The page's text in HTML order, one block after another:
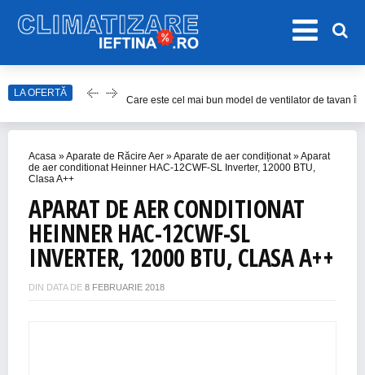
LA OFERTĂ Care este cel mai bun model de ventilator de tavan
Accesorii Aer Condiționat – 15 Lucruri de Bifat
Acasa »Aparate de Răcire Aer »Aparate de aer condiționat»Aparat
de aer conditionat Heinner HAC-12CWF-SL Inverter, 12000 BTU,
Clasa A++
APARAT DE AER CONDITIONAT
HEINNER HAC-12CWF-SL
INVERTER, 12000 BTU, CLASA A++
DIN DATA DE 8 FEBRUARIE 2018